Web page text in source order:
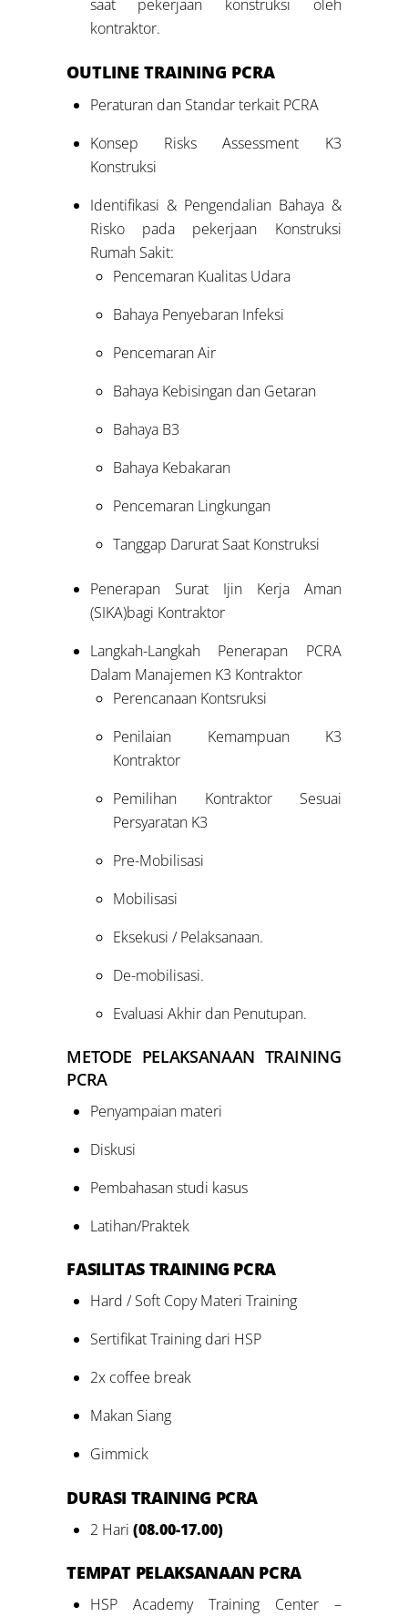
saat pekerjaan konstruksi oleh
kontraktor.
OUTLINE TRAINING PCRA
Peraturan dan Standar terkait PCRA
Konsep Risks Assessment K3
Konstruksi
Identifikasi & Pengendalian Bahaya &
Risko pada pekerjaan Konstruksi
Rumah Sakit:
Pencemaran Kualitas Udara
Bahaya Penyebaran Infeksi
Pencemaran Air
Bahaya Kebisingan dan Getaran
Bahaya B3
Bahaya Kebakaran
Pencemaran Lingkungan
Tanggap Darurat Saat Konstruksi
Penerapan Surat Ijin Kerja Aman
(SIKA)bagi Kontraktor
Langkah-Langkah Penerapan PCRA
Dalam Manajemen K3 Kontraktor
Perencanaan Kontsruksi
Penilaian Kemampuan K3
Kontraktor
Pemilihan Kontraktor Sesuai
Persyaratan K3
Pre-Mobilisasi
Mobilisasi
Eksekusi / Pelaksanaan.
De-mobilisasi.
Evaluasi Akhir dan Penutupan.
METODE PELAKSANAAN TRAINING
PCRA
Penyampaian materi
Diskusi
Pembahasan studi kasus
Latihan/Praktek
FASILITAS TRAINING PCRA
Hard / Soft Copy Materi Training
Sertifikat Training dari HSP
2x coffee break
Makan Siang
Gimmick
DURASI TRAINING PCRA
2 Hari (08.00-17.00)
TEMPAT PELAKSANAAN PCRA
HSP Academy Training Center –